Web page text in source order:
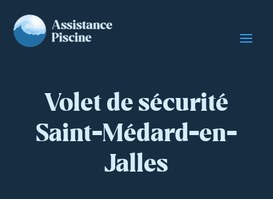
Volet de sécurité
Saint-Médard-en-
Jalles